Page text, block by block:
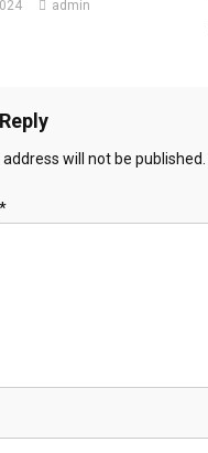
admin
will not be published.
*